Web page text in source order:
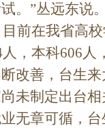
。”丛远东说
前在我省高
，本科606人
善，台生来
未制定出台
无章可循，